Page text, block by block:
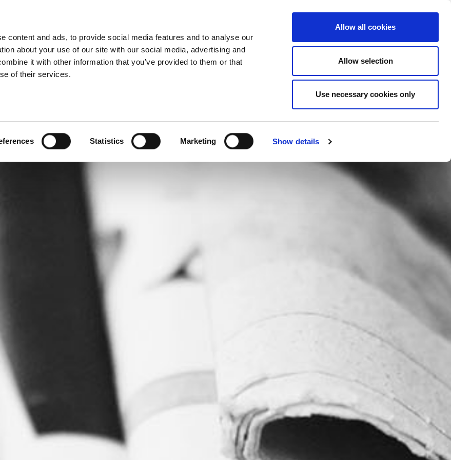
content and ads, to provide social media features and to analyse our
about your use of our site with our social media, advertising and
it with other information that you’ve provided to them or that
of their services.
Statistics Marketing Show details
Allow all cookies
Allow selection
Use necessary cookies only
GRUPULUI
PRODUSE SERVICII COMPANIA MAI MULTE